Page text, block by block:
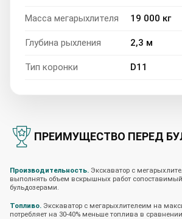
Масса мегарыхлителя 19 000 кг
Глубина рыхления 2,3 м
Тип коронки D11
ПРЕИМУЩЕСТВО ПЕРЕД
Производительность. Экскаватор с
выполнять объем вскрышных работ
бульдозерами.
Топливо. Экскаватор с мегарыхлителеим на
потребляет на 30-40% меньше топлива в